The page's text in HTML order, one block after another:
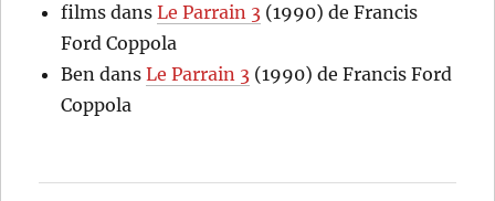
films dansLe Parrain 3 (1990) de Francis
Ford Coppola
Ben dansLe Parrain 3 (1990) de Francis Ford
Coppola